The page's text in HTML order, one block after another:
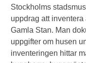
Stockholms
uppdrag att
Gamla Stan. Man
uppgifter om husen
inventeringen hittar